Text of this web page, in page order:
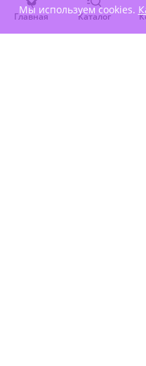
Главная Каталог
Мы используем cookies.